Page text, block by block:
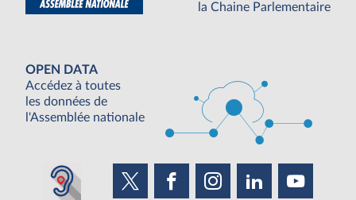
la Chaine Parlementaire
OPEN DATA
Accédez à toutes
les données de
l'Assemblée nationale